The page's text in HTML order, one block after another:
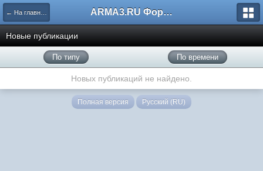
← На главную ARMA3.RU Форум
Новые публикации
По типу По времени
Новых публикаций не найдено.
Полная версия Русский (RU)